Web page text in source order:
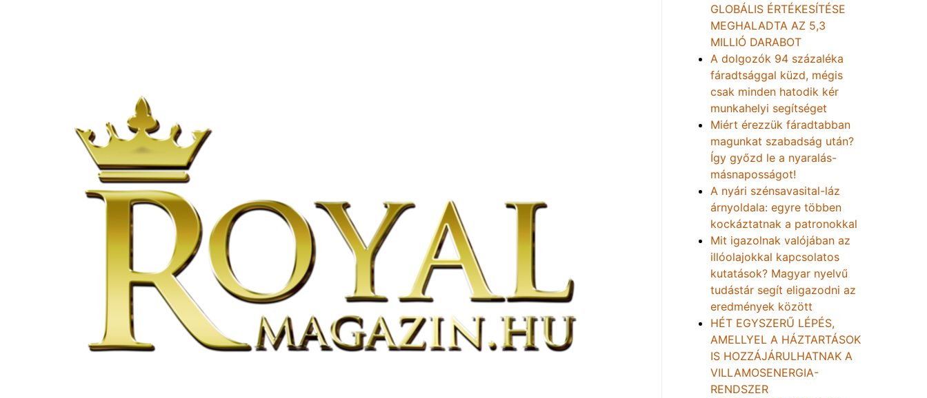
GLOBÁLIS ÉRTÉKESÍTÉSE
MEGHALADTA AZ 5,3
MILLIÓ DARABOT
A dolgozók 94 százaléka
fáradtsággal küzd, mégis
csak minden hatodik kér
munkahelyi segítséget
Miért érezzük fáradtabban
magunkat szabadság után?
Így győzd le a nyaralás-
másnaposságot!
A nyári szénsavasital-láz
árnyoldala: egyre többen
kockáztatnak a patronokkal
Mit igazolnak valójában az
illóolajokkal kapcsolatos
kutatások? Magyar nyelvű
tudástár segít eligazodni az
eredmények között
HÉT EGYSZERŰ LÉPÉS,
AMELLYEL A HÁZTARTÁSOK
IS HOZZÁJÁRULHATNAK A
VILLAMOSENERGIA-
RENDSZER